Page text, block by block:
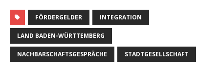
FÖRDERGELDER INTEGRATION
LAND BADEN-WÜRTTEMBERG
NACHBARSCHAFTSGESPRÄCHE STADTGESELLSCHAFT